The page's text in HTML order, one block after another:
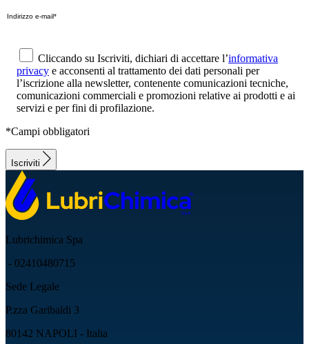
Cliccando su Iscriviti, dichiari di accettare l’informativa
privacy e acconsenti al trattamento dei dati personali per
l’iscrizione alla newsletter, contenente comunicazioni tecniche,
comunicazioni commerciali e promozioni relative ai prodotti e ai
servizi e per fini di profilazione.
*Campi obbligatori
Iscriviti
Lubrichimica Spa
- 02410480715
Sede Legale
P.zza Garibaldi 3
80142 NAPOLI - Italia